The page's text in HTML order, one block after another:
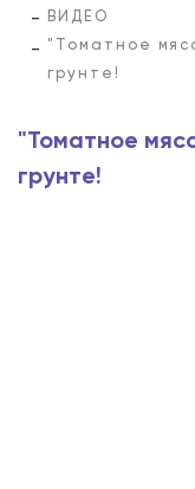
ВИДЕО
"Томатное
грунте!
"Томатное
грунте!